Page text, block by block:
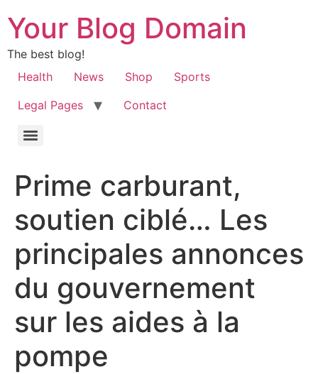
Your Blog Domain
The best blog!
Health
News Shop
Sports
Legal Pages
Contact
Prime carburant,
soutien ciblé… Les
principales annonces
du gouvernement
sur les aides à la
pompe